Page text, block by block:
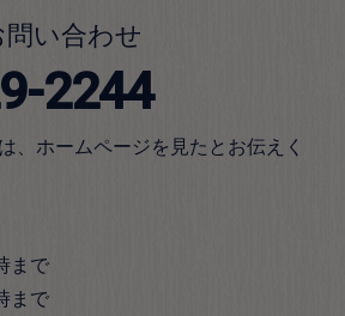
い合わせ
2244
、ホームページを見たとお伝えく
まで
まで